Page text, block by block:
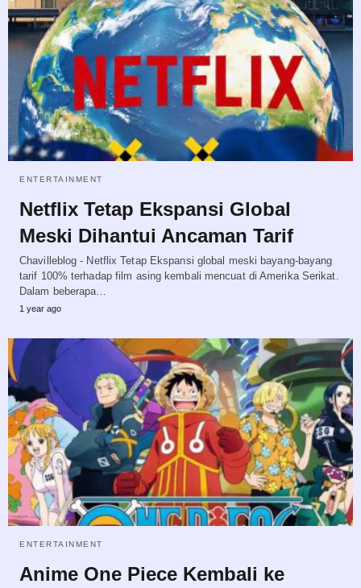
ENTERTAINMENT
Netflix Tetap Ekspansi Global
Meski Dihantui Ancaman Tarif
Chavilleblog - Netflix Tetap Ekspansi global meski bayang-bayang
tarif 100% terhadap film asing kembali mencuat di Amerika Serikat.
Dalam beberapa…
1 year ago
ENTERTAINMENT
Anime One Piece Kembali ke